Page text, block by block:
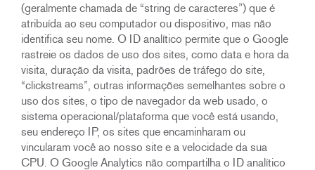
(geralmente chamada de “string de caracteres”) que é
atribuída ao seu computador ou dispositivo, mas não
identifica seu nome. O ID analítico permite que o Google
rastreie os dados de uso dos sites, como data e hora da
visita, duração da visita, padrões de tráfego do site,
“clickstreams”, outras informações semelhantes sobre o
uso dos sites, o tipo de navegador da web usado, o
sistema operacional/plataforma que você está usando,
seu endereço IP, os sites que encaminharam ou
vincularam você ao nosso site e a velocidade da sua
CPU. O Google Analytics não compartilha o ID analítico